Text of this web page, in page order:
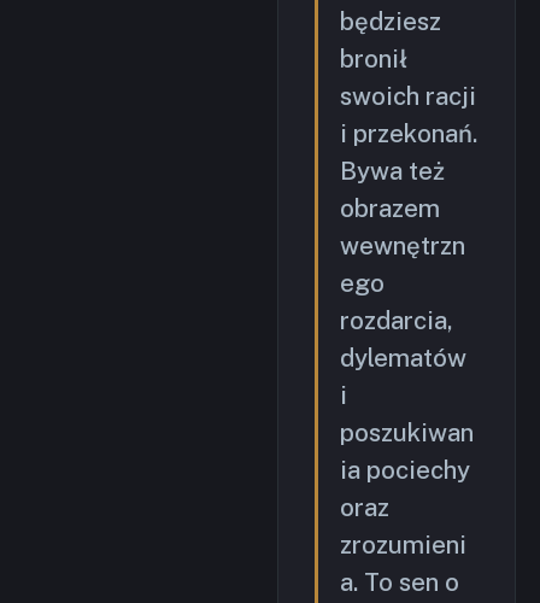
będziesz
bronił
swoich racji
i przekonań.
Bywa też
obrazem
wewnętrzn
ego
rozdarcia,
dylematów
i
poszukiwan
ia pociechy
oraz
zrozumieni
a. To sen o